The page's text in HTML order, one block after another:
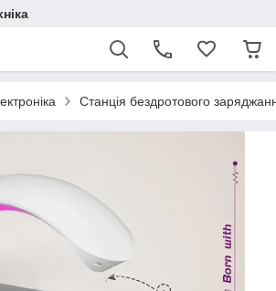
Станція бездротового